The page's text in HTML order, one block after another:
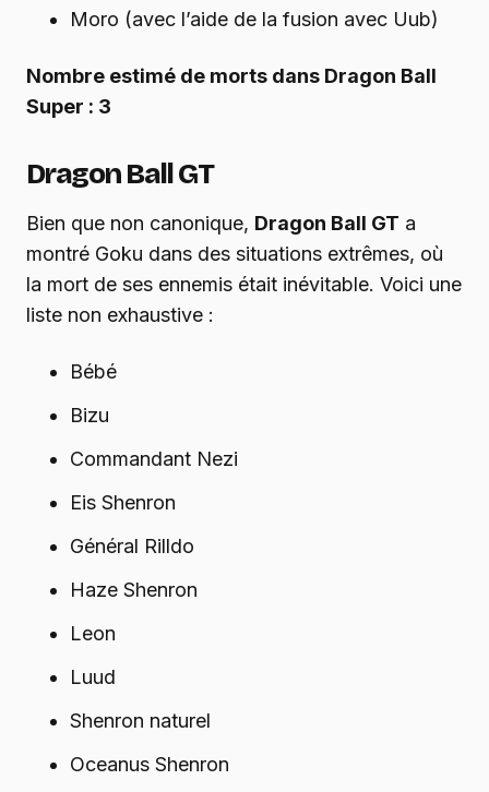
Moro (avec l’aide de la fusion avec Uub)
Nombre estimé de morts dans Dragon Ball
Super : 3
Dragon Ball GT
Bien que non canonique, Dragon Ball GT a
montré Goku dans des situations extrêmes, où
la mort de ses ennemis était inévitable. Voici une
liste non exhaustive :
Bébé
Bizu
Commandant Nezi
Eis Shenron
Général Rilldo
Haze Shenron
Leon
Luud
Shenron naturel
Oceanus Shenron